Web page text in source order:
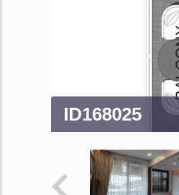
ID168025